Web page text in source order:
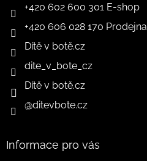
+420 602 600 301 E-shop
+420 606 028 170 Prodejna
Dítě v botě.cz
dite_v_bote_cz
Dítě v botě.cz
@ditevbote.cz
Informace pro vás